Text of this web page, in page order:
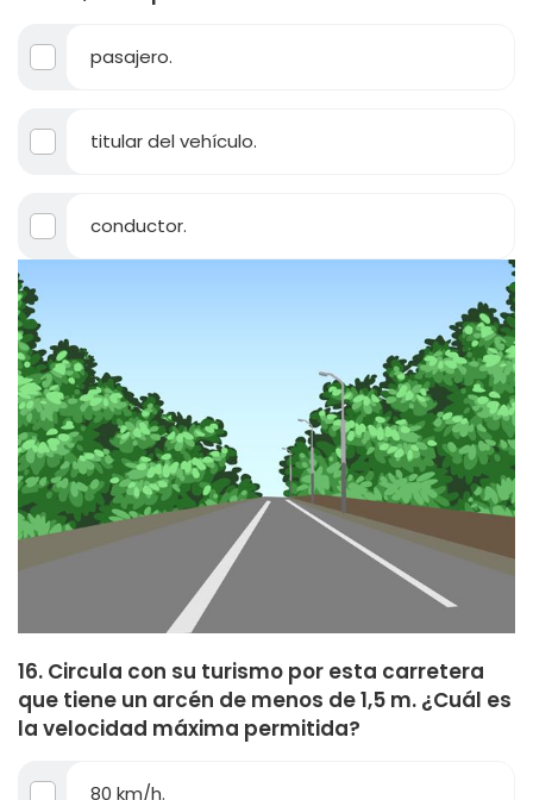
pasajero.
titular del vehículo.
conductor.
16. Circula con su turismo por esta carretera
que tiene un arcén de menos de 1,5 m. ¿Cuál es
la velocidad máxima permitida?
80 km/h.